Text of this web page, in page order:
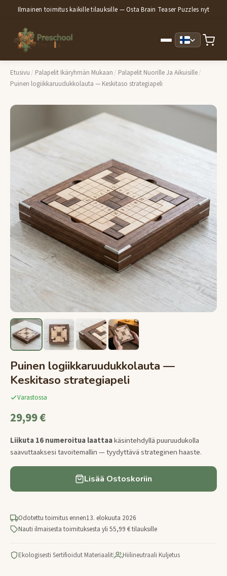
Ilmainen toimitus kaikille tilauksille — Osta Brain Teaser Puzzles nyt
Etusivu / Palapelit Ikäryhmän Mukaan / Palapelit Nuorille Ja Aikuisille/
Puinen logiikkaruudukkolauta — Keskitaso strategiapeli
Puinen logiikkaruudukkolauta —
Keskitaso strategiapeli
Varastossa
29,99 €
Liikuta 16 numeroitua laattaakäsintehdyllä puuruudukolla
saavuttaaksesi tavoitemallin — tyydyttävä strateginen haaste.
Lisää Ostoskoriin
Odotettu toimitus ennen13. elokuuta 2026
Nauti ilmaisesta toimituksesta yli 55,99 € tilauksille
Ekologisesti Sertifioidut Materiaalit| Hiilineutraali Kuljetus